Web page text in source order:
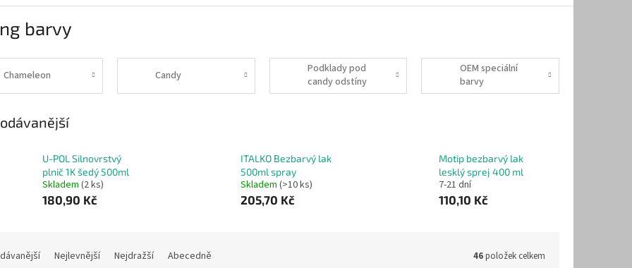
barvy
Chameleon Candy
Podklady pod
candy odstíny
OEM speciální
barvy
U-POL Silnovrstvý
plnič 1K šedý 500ml
Skladem (2 ks)
180,90 Kč
ITALKO Bezbarvý lak
500ml spray
Skladem (>10 ks)
205,70 Kč
Motip bezbarvý lak
lesklý sprej 400 ml
7-21 dní
110,10 Kč
Nejlevnější Nejdražší Abecedně 46položek celkem